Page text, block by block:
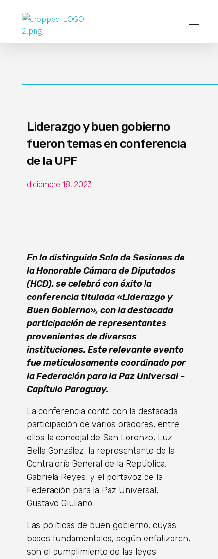
Poder Agropecuario
Liderazgo y buen gobierno
fueron temas en conferencia
de la UPF
diciembre 18, 2023
En la distinguida Sala de Sesiones de
la Honorable Cámara de Diputados
(HCD), se celebró con éxito la
conferencia titulada «Liderazgo y
Buen Gobierno», con la destacada
participación de representantes
provenientes de diversas
instituciones. Este relevante evento
fue meticulosamente coordinado por
la Federación para la Paz Universal –
Capítulo Paraguay.
La conferencia contó con la destacada
participación de varios oradores, entre
ellos la concejal de San Lorenzo, Luz
Bella González; la representante de la
Contraloría General de la República,
Gabriela Reyes; y el portavoz de la
Federación para la Paz Universal,
Gustavo Giuliano.
Las políticas de buen gobierno, cuyas
bases fundamentales, según enfatizaron,
son el cumplimiento de las leyes